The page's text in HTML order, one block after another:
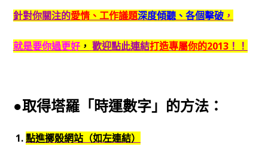
針對你關注的愛情、工作議題深度傾聽、各個擊破，
就是要你過更好， 歡迎點此連結打造專屬你的2013！！
●取得塔羅「時運數字」的方法：
1.點進擲骰網站（如左連結）